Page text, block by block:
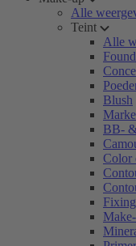
Alle
Teint
Alle
Blush
BB-
Color